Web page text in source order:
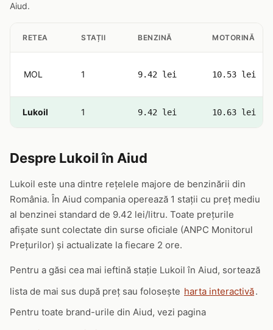
Aiud.
RETEA STAȚII BENZINĂ MOTORINĂ
MOL 1 9.42 lei 10.53 lei
Lukoil 1 9.42 lei 10.63 lei
Despre Lukoil în Aiud
Lukoil este una dintre rețelele majore de benzinării din
România. În Aiud compania operează 1 stații cu preț mediu
al benzinei standard de 9.42 lei/litru. Toate prețurile
afișate sunt colectate din surse oficiale (ANPC Monitorul
Prețurilor) și actualizate la fiecare 2 ore.
Pentru a găsi cea mai ieftină stație Lukoil în Aiud, sortează
lista de mai sus după preț sau folosește harta interactivă.
Pentru toate brand-urile din Aiud, vezi pagina